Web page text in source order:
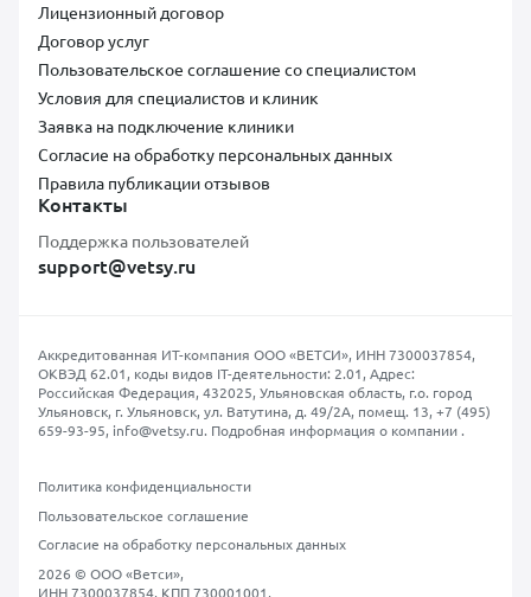
Лицензионный договор
Договор услуг
Пользовательское соглашение со специалистом
Условия для специалистов и клиник
Заявка на подключение клиники
Согласие на обработку персональных данных
Правила публикации отзывов
Контакты
Поддержка пользователей
support@vetsy.ru
Аккредитованная ИТ-компания ООО «ВЕТСИ», ИНН 7300037854,
ОКВЭД 62.01, коды видов IT-деятельности: 2.01, Адрес:
Российская Федерация, 432025, Ульяновская область, г.о. город
Ульяновск, г. Ульяновск, ул. Ватутина, д. 49/2А, помещ. 13, +7 (495)
659-93-95, info@vetsy.ru. Подробная информация о компании.
Политика конфиденциальности
Пользовательское соглашение
Согласие на обработку персональных данных
2026 © ООО «Ветси»,
ИНН 7300037854, КПП 730001001,